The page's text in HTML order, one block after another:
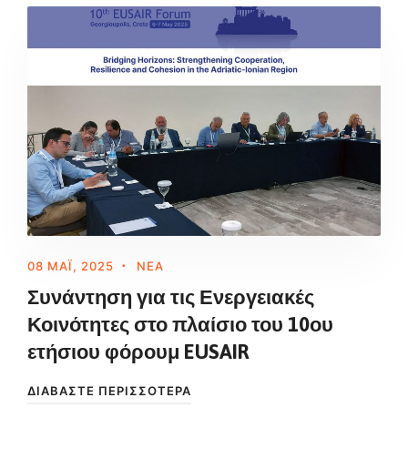
08 ΜΆΙ, 2025 ΝΈΑ
Συνάντηση για τις Ενεργειακές
Κοινότητες στο πλαίσιο του 10ου
ετήσιου φόρουμ EUSAIR
ΔΙΑΒΆΣΤΕ ΠΕΡΙΣΣΌΤΕΡΑ